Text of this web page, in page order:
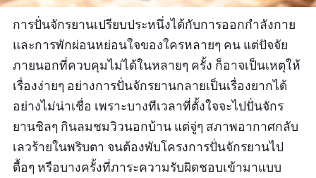
การปั่นจักรยานเปรียบประหนึ่งได้กับการออกกำลังกาย
และการพักผ่อนหย่อนใจของใครหลายๆ คน แต่ปัจจัย
ภายนอกที่ควบคุมไม่ได้ในหลายๆ ครั้ง ก็อาจเป็นเหตุให้
เรื่องง่ายๆ อย่างการปั่นจักรยานกลายเป็นเรื่องยากได้
อย่างไม่น่าเชื่อ เพราะบางทีเวลาที่ตั้งใจจะไปปั่นจักร
ยานชิลๆ กินลมชมวิวนอกบ้าน แต่จู่ๆ สภาพอากาศกลับ
เลวร้ายในพริบตา จนต้องพับโครงการปั่นจักรยานไป
ดื้อๆ หรือบางครั้งที่ภาระความรับผิดชอบเข้ามาแบบ